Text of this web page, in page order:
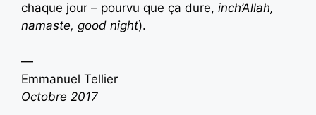
chaque jour – pourvu que ça dure, inch’Allah,
namaste, good night).
—
Emmanuel Tellier
Octobre 2017